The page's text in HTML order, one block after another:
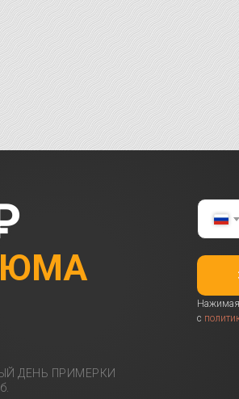
ДЕНЬ ПРИМЕРКИ
Нажимая
с